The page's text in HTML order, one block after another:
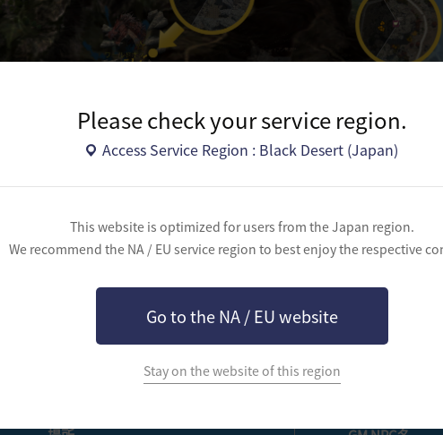
Please check your service region.
Access Service Region : Black Desert (Japan)
This website is optimized for users from the Japan region.
We recommend the NA / EU service region to best enjoy the respective
Go to the NA / EU website
Stay on the website of this region
7GMとお盆ドリガンツアー」の地図！